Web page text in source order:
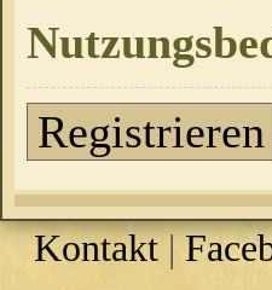
Registrieren
Kontakt |